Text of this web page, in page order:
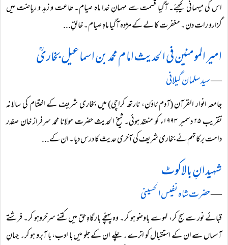
اس کی میہمانی کیجئے۔ آگیا قسمت سے مہمانِ خدا ماہِ صیام۔ طاعت و زہد و ریاضت میں
گزارو رات دن۔ مغفرت کا لے کے مژدہ آگیا ماہِ صیام۔ خالقِ...
امیر المومنین فی الحدیث امام محمد بن اسماعیل بخاریؒ
―سید سلمان گیلانی
جامعہ انوار القرآن (آدم ٹاؤن، نارتھ کراچی) میں بخاری شریف کے اختتام کی سالانہ
تقریب ۲۵ دسمبر ۱۹۹۳ء کو منعقد ہوئی۔ شیخ الحدیث حضرت مولانا محمد سرفراز خان صفدر
دامت برکاتہم نے بخاری شریف کی آخری حدیث کا درس دیا۔ ان کے...
شہیدانِ بالاکوٹ
―حضرت شاہ نفیس الحسینی
قبائے نور سے سج کر، لہو سے باوضو ہو کر۔ وہ پہنچے بارگاہِ حق میں کتنے سرخروہو کر۔ فرشتے
آسماں سے ان کے استقبال کو اترے۔ چلے ان کے جلو میں با ادب، با آبرو ہو کر۔ جہانِ